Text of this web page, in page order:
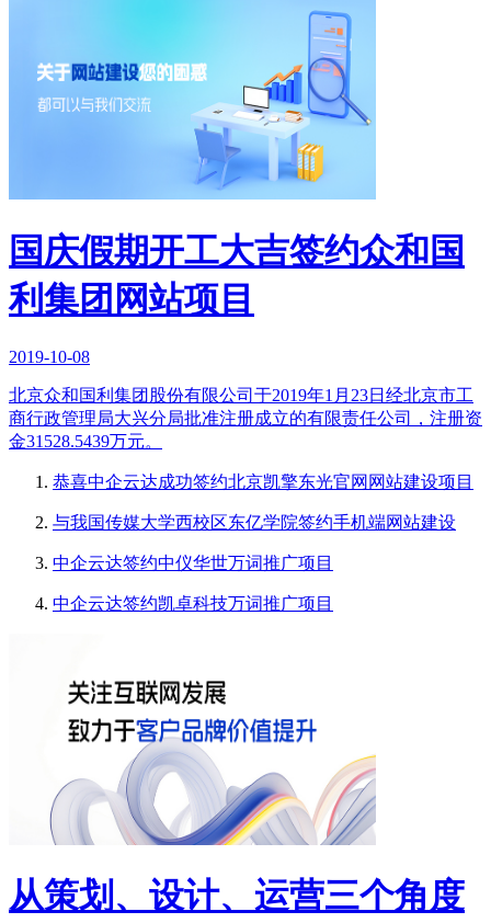
国庆假期开工大吉签约众和国
利集团网站项目
2019-10-08
北京众和国利集团股份有限公司于2019年1月23日经北京市工
商行政管理局大兴分局批准注册成立的有限责任公司，注册资
金31528.5439万元。
恭喜中企云达成功签约北京凯擎东光官网网站建设项目
与我国传媒大学西校区东亿学院签约手机端网站建设
中企云达签约中仪华世万词推广项目
中企云达签约凯卓科技万词推广项目
从策划、设计、运营三个角度